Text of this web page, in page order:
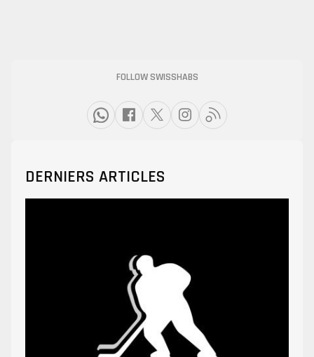
FOLLOW SWISSHABS
DERNIERS ARTICLES